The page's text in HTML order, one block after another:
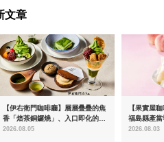
文章
【伊右衛門咖啡廳】層層疊疊的焦
香「焙茶銅鑼燒」、入口即化的
「宇治抹茶提拉米蘇」全新登場
2026.08.05
【果實屋
福島縣產
2026.08.03